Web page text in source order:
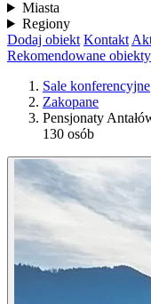
Miasta
Regiony
Dodaj obiekt Kontakt
Rekomendowane obiekty
Sale konferencyjne
Zakopane
Pensjonaty
130 osób